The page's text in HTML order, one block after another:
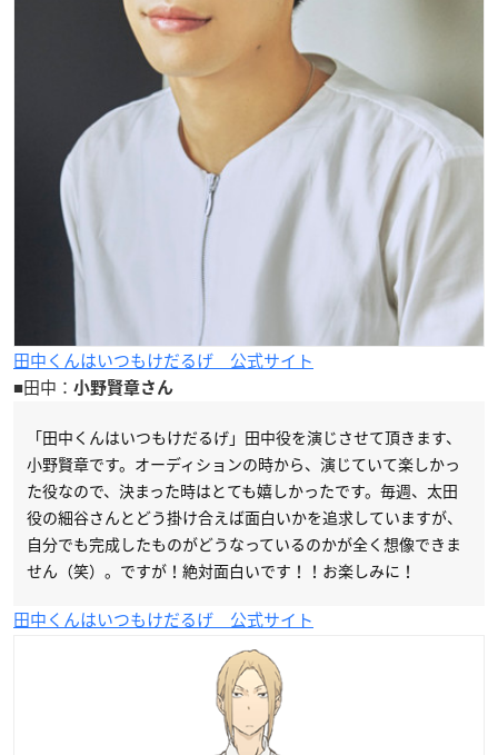
田中くんはいつもけだるげ 公式サイト
■田中： 小野賢章さん
「田中くんはいつもけだるげ」田中役を演じさせて頂きます、
小野賢章です。オーディションの時から、演じていて楽しかっ
た役なので、決まった時はとても嬉しかったです。毎週、太田
役の細谷さんとどう掛け合えば面白いかを追求していますが、
自分でも完成したものがどうなっているのかが全く想像できま
せん（笑）。ですが！絶対面白いです！！お楽しみに！
田中くんはいつもけだるげ 公式サイト